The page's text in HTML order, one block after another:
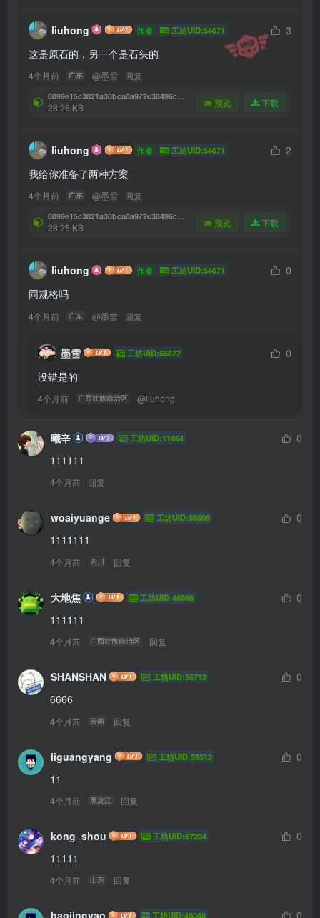
liuhong 作者 工坊UID:54671
3
这是原石的，另一个是石头的
4个月前 广东 @墨雪 回复
0899e15c3821a30bca8a972c38496c94.glb (4).litematic
28.26 KB 预览 下载
liuhong 作者 工坊UID:54671
2
我给你准备了两种方案
4个月前 广东 @墨雪 回复
0899e15c3821a30bca8a972c38496c94.glb (3).litematic
28.25 KB 预览 下载
liuhong 作者 工坊UID:54671
0
同规格吗
4个月前 广东 @墨雪 回复
墨雪 工坊UID:56677
0
没错是的
4个月前 广西壮族自治区 @liuhong
曦辛 工坊UID:11464
0
111111
4个月前 回复
woaiyuange 工坊UID:56505
0
1111111
4个月前 四川 回复
大地焦 工坊UID:46665
0
111111
4个月前 广西壮族自治区 回复
SHANSHAN 工坊UID:56712
0
6666
4个月前 云南 回复
liguangyang 工坊UID:53512
0
11
4个月前 黑龙江 回复
kong_shou 工坊UID:57204
0
11111
4个月前 山东 回复
工坊UID:45048